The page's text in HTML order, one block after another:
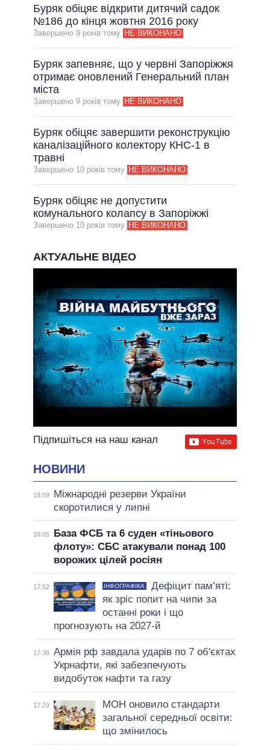
Буряк обіцяє відкрити дитячий садок
№186 до кінця жовтня 2016 року
Завершено 9 рокiв тому НЕ ВИКОНАНО
Буряк запевняє, що у червні Запоріжжя
отримає оновлений Генеральний план
міста
Завершено 9 рокiв тому НЕ ВИКОНАНО
Буряк обіцяє завершити реконструкцію
каналізаційного колектору КНС-1 в
травні
Завершено 10 рокiв тому НЕ ВИКОНАНО
Буряк обіцяє не допустити
комунального колапсу в Запоріжжі
Завершено 10 рокiв тому НЕ ВИКОНАНО
АКТУАЛЬНЕ ВІДЕО
Підпишіться на наш канал
НОВИНИ
18:09
Міжнародні резерви України
скоротилися у липні
18:05
База ФСБ та 6 суден «тіньового
флоту»: СБС атакували понад 100
ворожих цілей росіян
17:52 ІНФОГРАФІКА
Дефіцит пам’яті:
як зріс попит на чипи за
останні роки і що
прогнозують на 2027-й
17:38 Армія рф завдала ударів по 7 об'єктах
Укрнафти, які забезпечують
видобуток нафти та газу
17:29
МОН оновило стандарти
загальної середньої освіти:
що змінилось